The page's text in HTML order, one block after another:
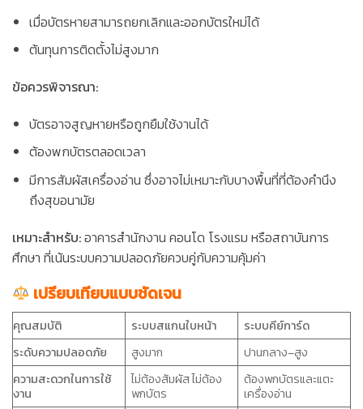
เมื่อบัตรหายสามารถยกเลิกและออกบัตรใหม่ได้
ต้นทุนการติดตั้งไม่สูงมาก
ข้อควรพิจารณา:
บัตรอาจสูญหายหรือถูกยืมใช้งานได้
ต้องพกบัตรตลอดเวลา
มีการสัมผัสเครื่องอ่าน ซึ่งอาจไม่เหมาะกับบางพื้นที่ที่ต้องคำนึง
ถึงสุขอนามัย
เหมาะสำหรับ:อาคารสำนักงาน คอนโด โรงแรม หรือสถาบันการ
ศึกษา ที่เน้นระบบความปลอดภัยควบคู่กับความคุ้มค่า
เปรียบเทียบแบบชัดเจน
คุณสมบัติ ระบบสแกนใบหน้า
ระบบคีย์การ์ด
ระดับความปลอดภัย
สูงมาก
ปานกลาง–สูง
ความสะดวกในการใช้
งาน
ไม่ต้องสัมผัส ไม่ต้อง
พกบัตร
ต้องพกบัตรและแตะ
เครื่องอ่าน